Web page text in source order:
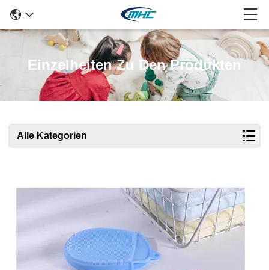
Einzelheiten Zu Den Produkten
Alle Kategorien